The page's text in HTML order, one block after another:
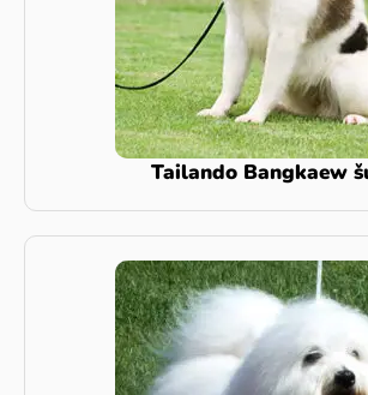
Tailando Bangkaew